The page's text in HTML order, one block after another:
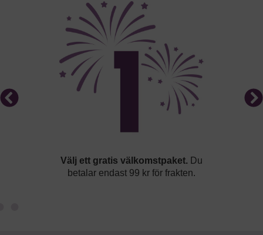
Välj ett gratis välkomstpaket. Du
betalar endast 99 kr för frakten.